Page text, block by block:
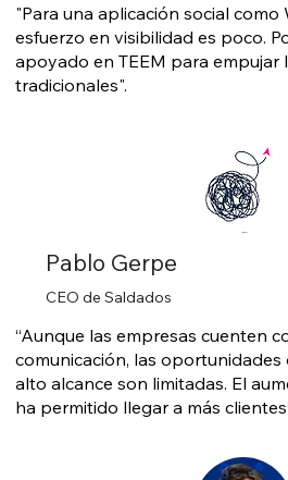
"Para una aplicación social como
esfuerzo en visibilidad es poco.
apoyado en TEEM para empujar
tradicionales".
“Aunque las empresas cuenten
comunicación, las oportunidades
alto alcance son limitadas. El
ha permitido llegar a más
Pablo Gerpe
CEO de Saldados